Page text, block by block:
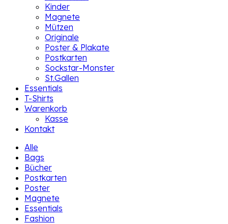
Kinder
Magnete
Mützen
Originale
Poster & Plakate
Postkarten
Sockstar-Monster
St.Gallen
Essentials
T-Shirts
Warenkorb
Kasse
Kontakt
Alle
Bags
Bücher
Postkarten
Poster
Magnete
Essentials
Fashion